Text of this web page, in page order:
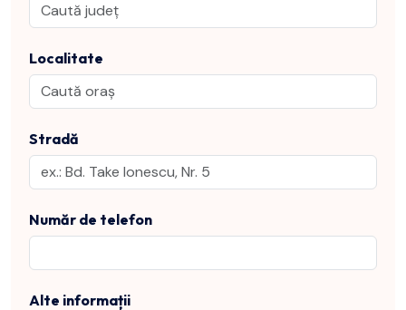
Localitate
Stradă
Număr de telefon
Alte informații